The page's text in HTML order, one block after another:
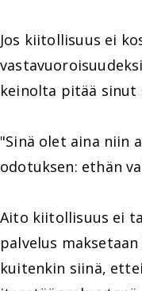
Jos kiitollisuus ei
keinolta pitää sinut
"Sinä olet aina niin
odotuksen: ethän
Aito kiitollisuus ei
palvelus
kuitenkin siinä,